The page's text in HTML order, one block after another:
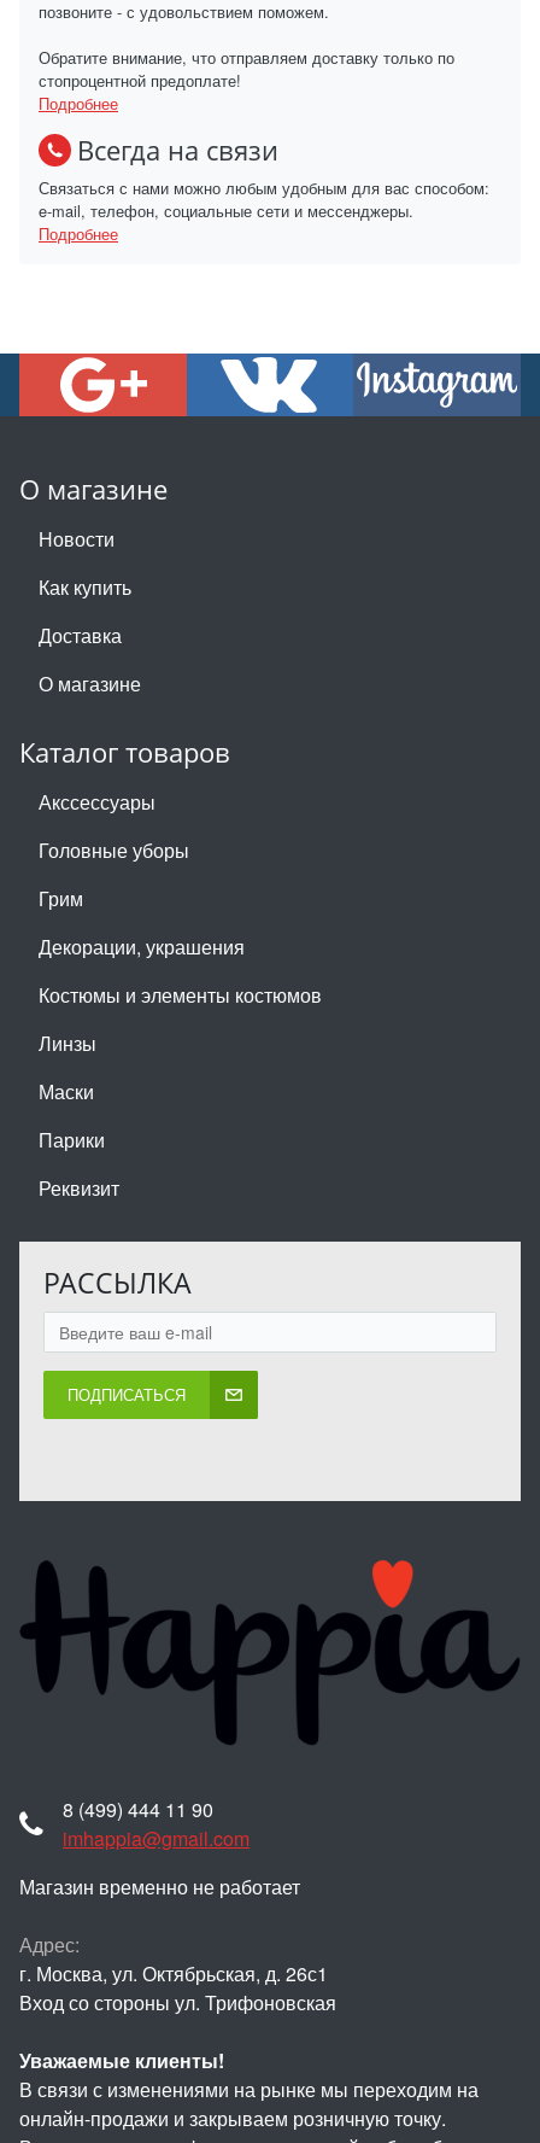
позвоните - с удовольствием поможем.
Обратите внимание, что отправляем доставку только по
стопроцентной предоплате!
Подробнее
Всегда на связи
Связаться с нами можно любым удобным для вас способом:
e-mail, телефон, социальные сети и мессенджеры.
Подробнее
О магазине
Новости
Как купить
Доставка
О магазине
Каталог товаров
Акссессуары
Головные уборы
Грим
Декорации, украшения
Костюмы и элементы костюмов
Линзы
Маски
Парики
Реквизит
РАССЫЛКА
ПОДПИСАТЬСЯ
8 (499) 444 11 90
imhappia@gmail.com
Магазин временно не работает
Адрес:
г. Москва, ул. Октябрьская, д. 26с1
Вход со стороны ул. Трифоновская
Уважаемые клиенты!
В связи с изменениями на рынке мы переходим на
онлайн-продажи и закрываем розничную точку.